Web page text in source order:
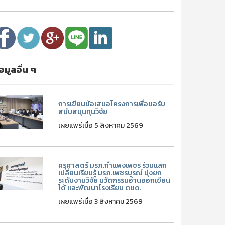
มูลอื่น ๆ
การเขียนข้อเสนอโครงการเพื่อขอรับ
สนับสนุนทุนวิจัย
เผยแพร่เมื่อ 5 สิงหาคม 2569
ครุศาสตร์ มรภ.กำแพงเพชร ร่วมแลก
เปลี่ยนเรียนรู้ มรภ.เพชรบูรณ์ มุ่งยก
ระดับงานวิจัย นวัตกรรมอ่านออกเขียน
ได้ และพัฒนาโรงเรียน ตชด.
เผยแพร่เมื่อ 3 สิงหาคม 2569